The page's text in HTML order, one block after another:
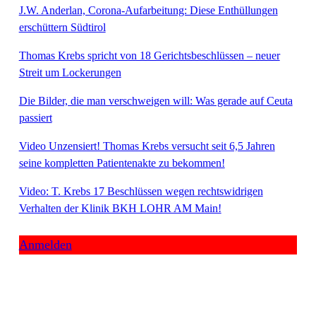
J.W. Anderlan, Corona-Aufarbeitung: Diese Enthüllungen
erschüttern Südtirol
Thomas Krebs spricht von 18 Gerichtsbeschlüssen – neuer
Streit um Lockerungen
Die Bilder, die man verschweigen will: Was gerade auf Ceuta
passiert
Video Unzensiert! Thomas Krebs versucht seit 6,5 Jahren
seine kompletten Patientenakte zu bekommen!
Video: T. Krebs 17 Beschlüssen wegen rechtswidrigen
Verhalten der Klinik BKH LOHR AM Main!
Anmelden